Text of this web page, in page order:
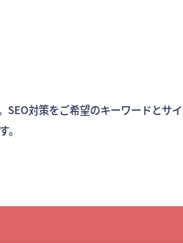
SEO対策をご希望のキーワードとサイ
。